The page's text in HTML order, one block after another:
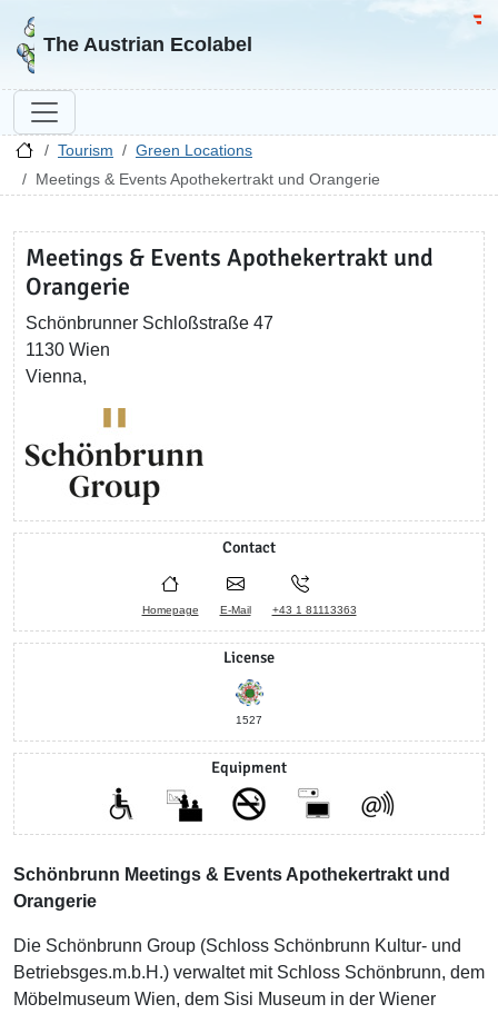
Go to homepage
The Austrian Ecolabel
Tourism
Green Locations
Meetings & Events Apothekertrakt und Orangerie
Meetings & Events Apothekertrakt und
Orangerie
Schönbrunner Schloßstraße 47
1130 Wien
Vienna,
Contact
Homepage E-Mail +43 1 81113363
License
1527
Equipment
Schönbrunn Meetings & Events Apothekertrakt und
Orangerie
Die Schönbrunn Group (Schloss Schönbrunn Kultur- und
Betriebsges.m.b.H.) verwaltet mit Schloss Schönbrunn, dem
Möbelmuseum Wien, dem Sisi Museum in der Wiener